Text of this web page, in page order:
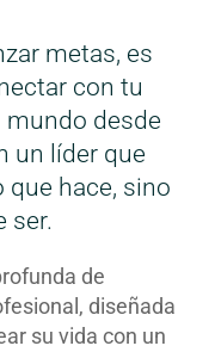
metas, es
con tu
mundo desde
un líder que
que hace, sino
ser.
de
diseñada
su vida con un